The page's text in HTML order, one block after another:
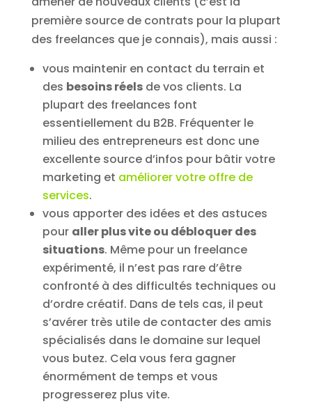
première source de contrats pour la plupart
des freelances que je connais), mais aussi :
vous maintenir en contact du terrain et
des besoins réelsde vos clients. La
plupart des freelances font
essentiellement du B2B. Fréquenter le
milieu des entrepreneurs est donc une
excellente source d’infos pour bâtir votre
marketing et améliorer votre offre de
services.
vous apporter des idées et des astuces
pour aller plus vite ou débloquer des
situations. Même pour un freelance
expérimenté, il n’est pas rare d’être
confronté à des difficultés techniques ou
d’ordre créatif. Dans de tels cas, il peut
s’avérer très utile de contacter des amis
spécialisés dans le domaine sur lequel
vous butez. Cela vous fera gagner
énormément de temps et vous
progresserez plus vite.